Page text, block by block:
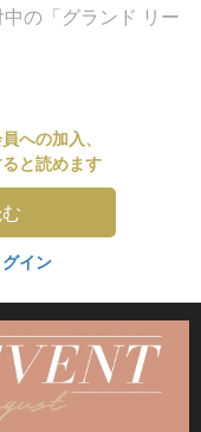
の「グランド リー
への加入、
と読めます
イン